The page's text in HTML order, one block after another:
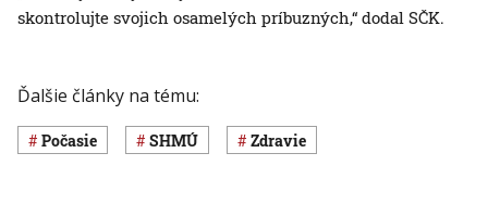
skontrolujte svojich osamelých príbuzných,“ dodal SČK.
Ďalšie články na tému:
Počasie SHMÚ Zdravie